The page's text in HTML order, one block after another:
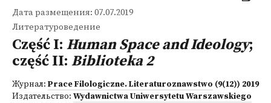
Дата размещения: 07.07.2019
Литературоведение
Część I: Human Space and Ideology;
część II: Biblioteka 2
Журнал: Prace Filologiczne. Literaturoznawstwo (9(12)) 2019
Издательство: Wydawnictwa Uniwersytetu Warszawskiego